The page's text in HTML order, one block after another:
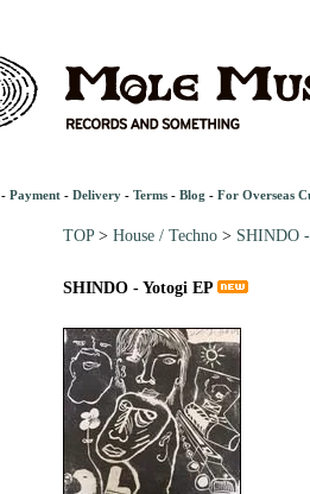
- Payment - Delivery - Terms - Blog - For Overseas
TOP> House / Techno > SHINDO
SHINDO - Yotogi EP